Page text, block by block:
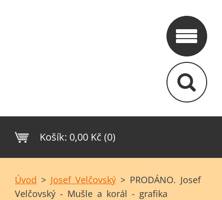
Košík: 0,00 Kč (0)
Úvod > Josef Velčovský > PRODÁNO. Josef
Velčovský - Mušle a korál - grafika